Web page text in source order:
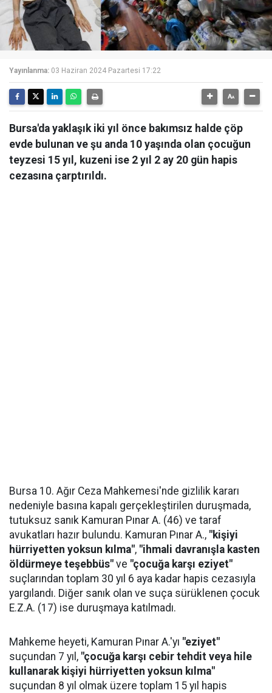
Yayınlanma: 03 Haziran 2024 Pazartesi 17:22
Bursa'da yaklaşık iki yıl önce bakımsız halde çöp
evde bulunan ve şu anda 10 yaşında olan çocuğun
teyzesi 15 yıl, kuzeni ise 2 yıl 2 ay 20 gün hapis
cezasına çarptırıldı.
Bursa 10. Ağır Ceza Mahkemesi'nde gizlilik kararı
nedeniyle basına kapalı gerçekleştirilen duruşmada,
tutuksuz sanık Kamuran Pınar A. (46) ve taraf
avukatları hazır bulundu. Kamuran Pınar A., "kişiyi
hürriyetten yoksun kılma", "ihmali davranışla kasten
öldürmeye teşebbüs" ve "çocuğa karşı eziyet"
suçlarından toplam 30 yıl 6 aya kadar hapis cezasıyla
yargılandı. Diğer sanık olan ve suça sürüklenen çocuk
E.Z.A. (17) ise duruşmaya katılmadı.
Mahkeme heyeti, Kamuran Pınar A.'yı "eziyet"
suçundan 7 yıl, "çocuğa karşı cebir tehdit veya hile
kullanarak kişiyi hürriyetten yoksun kılma"
suçundan 8 yıl olmak üzere toplam 15 yıl hapis